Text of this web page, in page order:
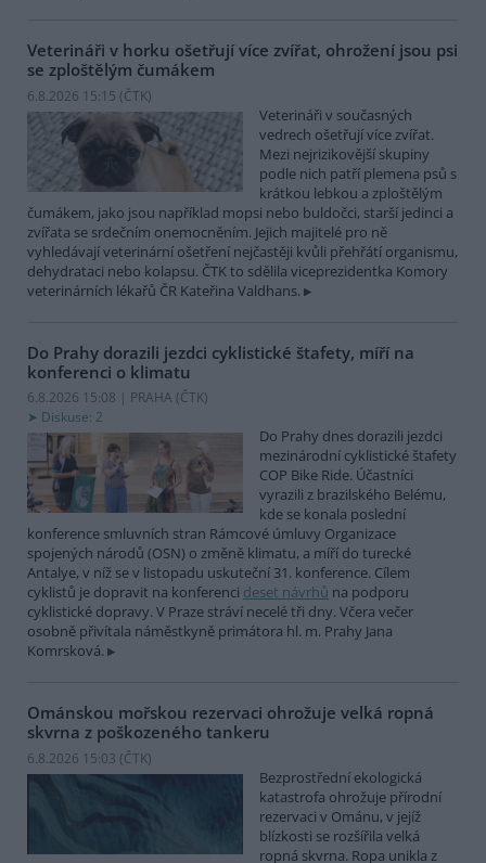
Veterináři v horku ošetřují více zvířat, ohrožení jsou psi
se zploštělým čumákem
6.8.2026 15:15 (ČTK)
Veterináři v současných
vedrech ošetřují více zvířat.
Mezi nejrizikovější skupiny
podle nich patří plemena psů s
krátkou lebkou a zploštělým
čumákem, jako jsou například mopsi nebo buldočci, starší jedinci a
zvířata se srdečním onemocněním. Jejich majitelé pro ně
vyhledávají veterinární ošetření nejčastěji kvůli přehřátí organismu,
dehydrataci nebo kolapsu. ČTK to sdělila viceprezidentka Komory
veterinárních lékařů ČR Kateřina Valdhans.
Do Prahy dorazili jezdci cyklistické štafety, míří na
konferenci o klimatu
6.8.2026 15:08 | PRAHA (ČTK)
Diskuse: 2
Do Prahy dnes dorazili jezdci
mezinárodní cyklistické štafety
COP Bike Ride. Účastníci
vyrazili z brazilského Belému,
kde se konala poslední
konference smluvních stran Rámcové úmluvy Organizace
spojených národů (OSN) o změně klimatu, a míří do turecké
Antalye, v níž se v listopadu uskuteční 31. konference. Cílem
cyklistů je dopravit na konferenci deset návrhů na podporu
cyklistické dopravy. V Praze stráví necelé tři dny. Včera večer
osobně přivítala náměstkyně primátora hl. m. Prahy Jana
Komrsková.
Ománskou mořskou rezervaci ohrožuje velká ropná
skvrna z poškozeného tankeru
6.8.2026 15:03 (ČTK)
Bezprostřední ekologická
katastrofa ohrožuje přírodní
rezervaci v Ománu, v jejíž
blízkosti se rozšířila velká
ropná skvrna. Ropa unikla z